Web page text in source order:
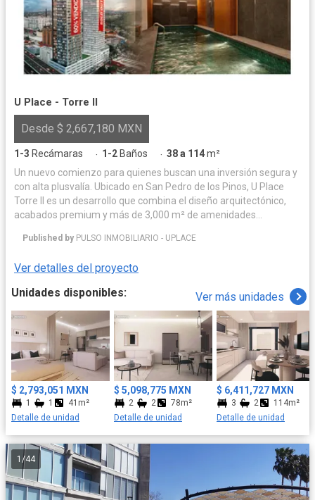
U Place - Torre II
Desde $ 2,667,180 MXN
1-3 Recámaras · 1-2 Baños · 38 a 114m²
Un nuevo comienzo para quienes buscan una inversión segura y
con alta plusvalía. Ubicado en San Pedro de los Pinos, U Place
Torre II es un desarrollo que combina el diseño arquitectónico,
acabados premium y más de 3,000 m² de amenidades
el diseño de ARDITTI + RDT arquitectos, este proyecto redefine
ubicación y vistas privilegiadas. No dejes pasar la PREVENTA de
Two nuevo departamento.
Published by PULSO INMOBILIARIO - UPLACE
Ver detalles del proyecto
Unidades disponibles:
Ver más unidades
$ 2,793,051 MXN
1 1
41m²
Detalle de unidad
$ 5,098,775 MXN
2 2
78m²
Detalle de unidad
$ 6,411,727 MXN
3 2
114m²
Detalle de unidad
1 /44